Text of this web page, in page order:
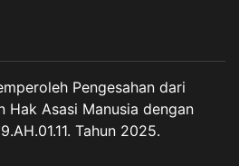
Pengesahan dari
Hak Asasi Manusia dengan
Tahun 2025.